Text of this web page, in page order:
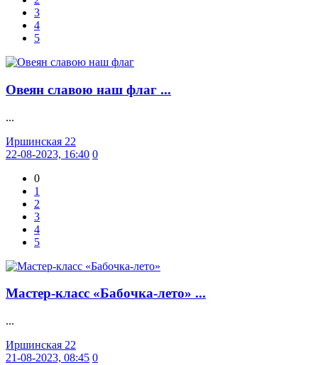
3
4
5
Овеян славою наш флаг ...
...
Иршинская 22
22-08-2023, 16:40 0
0
1
2
3
4
5
Мастер-класс «Бабочка-лето» ...
...
Иршинская 22
21-08-2023, 08:45 0